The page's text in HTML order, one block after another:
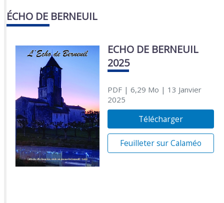
ÉCHO DE BERNEUIL
ECHO DE BERNEUIL
2025
PDF| 6,29 Mo | 13 Janvier
2025
Télécharger
Feuilleter sur Calaméo